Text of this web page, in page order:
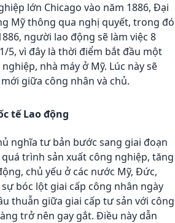
lớn Chicago vào năm 1886, Đại
Mỹ thông qua nghị quyết, trong đó
người lao động sẽ làm việc 8
5, vì đây là thời điểm bắt đầu một
nhà máy ở Mỹ. Lúc này sẽ
giữa công nhân và chủ.
tế Lao động
nghĩa tư bản bước sang giai đoạn
trình sản xuất công nghiệp, tăng
chủ yếu ở các nước Mỹ, Đức,
bóc lột giai cấp công nhân ngày
thuẫn giữa giai cấp tư sản với công
trở nên gay gắt. Điều này dẫn